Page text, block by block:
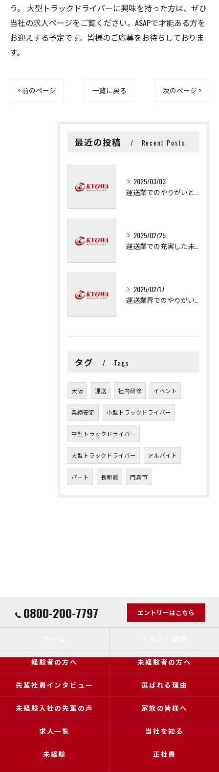
う。 大型トラックドライバーに興味を持った方は、ぜひ
当社の求人ページをご覧ください。ASAPで才能ある方を
お迎えする予定です。皆様のご応募をお待ちしておりま
す。
< 前のページ 一覧に戻る 次のページ >
最近の投稿 Recent Posts
2025/03/03
2025/02/25
2025/02/17
タグ Tags
大阪 運送 社内研修 イベント
業績安定 小型トラックドライバー
中型トラックドライバー
大型トラックドライバー アルバイト
パート 長距離 門真市
0800-200-7797 エントリーはこちら
経験者の方へ 未経験者の方へ
先輩社員インタビュー 選ばれる理由
未経験入社の先輩の声 家族の皆様へ
求人一覧 当社を知る
未経験 正社員